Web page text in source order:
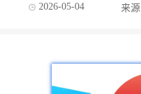
2026-05-04 来源